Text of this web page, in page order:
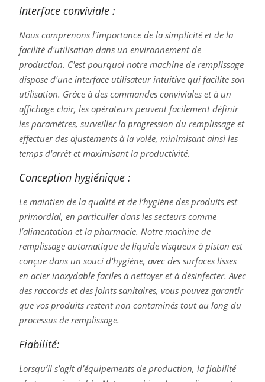
Interface conviviale :
Nous comprenons l'importance de la simplicité et de la
facilité d'utilisation dans un environnement de
production. C'est pourquoi notre machine de remplissage
dispose d'une interface utilisateur intuitive qui facilite son
utilisation. Grâce à des commandes conviviales et à un
affichage clair, les opérateurs peuvent facilement définir
les paramètres, surveiller la progression du remplissage et
effectuer des ajustements à la volée, minimisant ainsi les
temps d'arrêt et maximisant la productivité.
Conception hygiénique :
Le maintien de la qualité et de l’hygiène des produits est
primordial, en particulier dans les secteurs comme
l’alimentation et la pharmacie. Notre machine de
remplissage automatique de liquide visqueux à piston est
conçue dans un souci d'hygiène, avec des surfaces lisses
en acier inoxydable faciles à nettoyer et à désinfecter. Avec
des raccords et des joints sanitaires, vous pouvez garantir
que vos produits restent non contaminés tout au long du
processus de remplissage.
Fiabilité:
Lorsqu’il s’agit d’équipements de production, la fiabilité